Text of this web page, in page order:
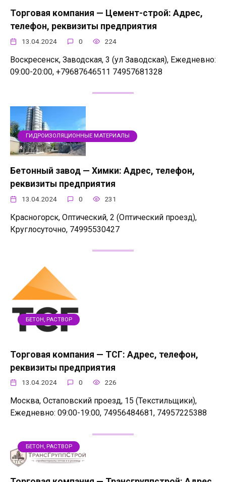
Торговая компания — Цемент-строй: Адрес,
телефон, реквизиты предприятия
13.04.2024 0 224
Воскресенск, Заводская, 3 (ул Заводская), Ежедневно:
09:00-20:00, +79687646511 74957681328
ГИДРОИЗОЛЯЦИОННЫЕ МАТЕРИАЛЫ
Бетонный завод — Химки: Адрес, телефон,
реквизиты предприятия
13.04.2024 0 231
Красногорск, Оптический, 2 (Оптический проезд),
Круглосуточно, 74995530427
БЕТОН, РАСТВОР
Торговая компания — ТСГ: Адрес, телефон,
реквизиты предприятия
13.04.2024 0 226
Москва, Остаповский проезд, 15 (Текстильщики),
Ежедневно: 09:00-19:00, 74956484681, 74957225388
БЕТОН, РАСТВОР